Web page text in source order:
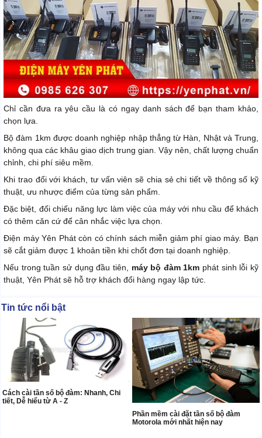
Chỉ cần đưa ra yêu cầu là có ngay danh sách để bạn tham khảo,
chọn lựa.
Bộ đàm 1km được doanh nghiệp nhập thẳng từ Hàn, Nhật và Trung,
không qua các khâu giao dịch trung gian. Vậy nên, chất lượng chuẩn
chỉnh, chi phí siêu mềm.
Khi trao đổi với khách, tư vấn viên sẽ chia sẻ chi tiết về thông số kỹ
thuật, ưu nhược điểm của từng sản phẩm.
Đặc biệt, đối chiếu năng lực làm việc của máy với nhu cầu để khách
có thêm căn cứ để cân nhắc việc lựa chọn.
Điện máy Yên Phát còn có chính sách miễn giảm phí giao máy. Bạn
sẽ cắt giảm được 1 khoản tiền khi chốt đơn tại doanh nghiệp.
Nếu trong tuần sử dụng đầu tiên,
máy bộ đàm 1km phát sinh lỗi kỹ
thuật, Yên Phát sẽ hỗ trợ khách đổi hàng ngay lập tức.
Tin tức nổi bật
Cách cài tần số bộ đàm: Nhanh, Chi
tiết, Dễ hiểu từ A - Z
Phần mềm cài đặt tần số bộ đàm
Motorola mới nhất hiện nay